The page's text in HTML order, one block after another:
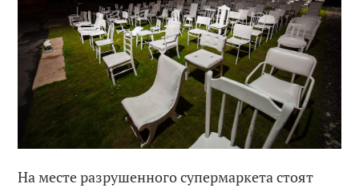
На месте разрушенного супермаркета стоят